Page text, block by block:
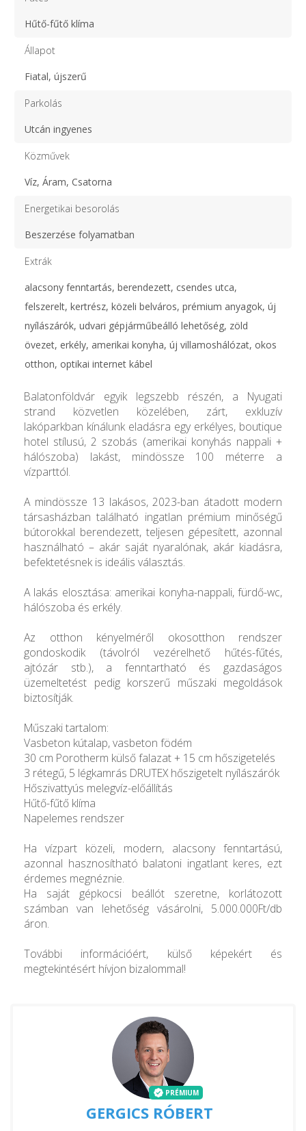
Hűtő-fűtő klíma
Állapot
Fiatal, újszerű
Parkolás
Utcán ingyenes
Közművek
Víz, Áram, Csatorna
Energetikai besorolás
Beszerzése folyamatban
Extrák
alacsony fenntartás, berendezett, csendes utca,
felszerelt, kertrész, közeli belváros, prémium anyagok, új
nyílászárók, udvari gépjárműbeálló lehetőség, zöld
övezet, erkély, amerikai konyha, új villamoshálózat, okos
otthon, optikai internet kábel
Balatonföldvár egyik legszebb részén, a Nyugati
strand közvetlen közelében, zárt, exkluzív
lakóparkban kínálunk eladásra egy erkélyes, boutique
hotel stílusú, 2 szobás (amerikai konyhás nappali +
hálószoba) lakást, mindössze 100 méterre a
vízparttól.
A mindössze 13 lakásos, 2023-ban átadott modern
társasházban található ingatlan prémium minőségű
bútorokkal berendezett, teljesen gépesített, azonnal
használható – akár saját nyaralónak, akár kiadásra,
befektetésnek is ideális választás.
A lakás elosztása: amerikai konyha-nappali, fürdő-wc,
hálószoba és erkély.
Az otthon kényelméről okosotthon rendszer
gondoskodik (távolról vezérelhető hűtés-fűtés,
ajtózár stb.), a fenntartható és gazdaságos
üzemeltetést pedig korszerű műszaki megoldások
biztosítják.
Műszaki tartalom:
Vasbeton kútalap, vasbeton födém
30 cm Porotherm külső falazat + 15 cm hőszigetelés
3 rétegű, 5 légkamrás DRUTEX hőszigetelt nyílászárók
Hőszivattyús melegvíz-előállítás
Hűtő-fűtő klíma
Napelemes rendszer
Ha vízpart közeli, modern, alacsony fenntartású,
azonnal hasznosítható balatoni ingatlant keres, ezt
érdemes megnéznie.
Ha saját gépkocsi beállót szeretne, korlátozott
számban van lehetőség vásárolni, 5.000.000Ft/db
áron.
További információért, külső képekért és
megtekintésért hívjon bizalommal!
PRÉMIUM
GERGICS RÓBERT